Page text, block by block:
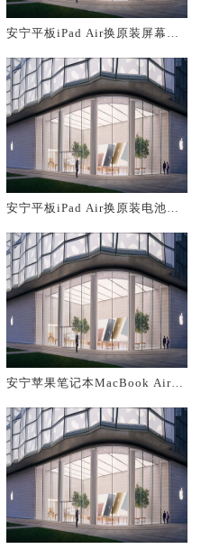
安宁平板iPad Air换原装屏幕服
安宁平板iPad Air换原装电池维
安宁苹果笔记本MacBook Air换